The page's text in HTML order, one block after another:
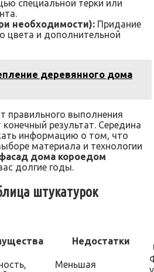
специальной терки или
необходимости): Придание
цвета и дополнительной
деревянного дома
правильного выполнения
результат. Середина
информацию о том, что
материала и технологии
дома короедом
долгие годы.
штукатурок
Недостатки
Меньшая